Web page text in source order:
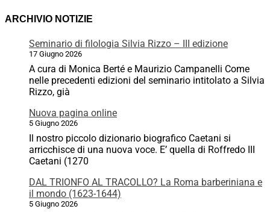
ARCHIVIO NOTIZIE
Seminario di filologia Silvia Rizzo – III edizione
17 Giugno 2026
A cura di Monica Berté e Maurizio Campanelli Come
nelle precedenti edizioni del seminario intitolato a Silvia
Rizzo, già
Nuova pagina online
5 Giugno 2026
Il nostro piccolo dizionario biografico Caetani si
arricchisce di una nuova voce. E’ quella di Roffredo III
Caetani (1270
DAL TRIONFO AL TRACOLLO? La Roma barberiniana e
il mondo (1623-1644)
5 Giugno 2026